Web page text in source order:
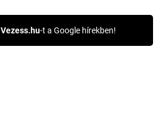
Vezess.hu-t a Google hírekben!